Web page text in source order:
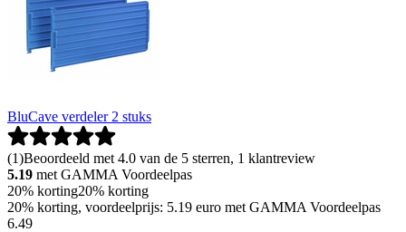
BluCave verdeler 2 stuks
(1)Beoordeeld met 4.0 van de 5 sterren, 1 klantreview
5.19 met GAMMA Voordeelpas
20% korting20% korting
20% korting, voordeelprijs: 5.19 euro met GAMMA Voordeelpas
6.49